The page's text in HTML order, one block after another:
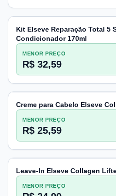
Kit Elseve Reparação Total 5
Condicionador 170ml
MENOR PREÇO
R$ 32,59
Creme para Cabelo Elseve
MENOR PREÇO
R$ 25,59
Leave-In Elseve Collagen
MENOR PREÇO